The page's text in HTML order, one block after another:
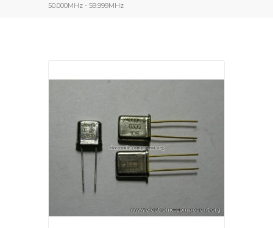
50.000MHz - 59.999MHz